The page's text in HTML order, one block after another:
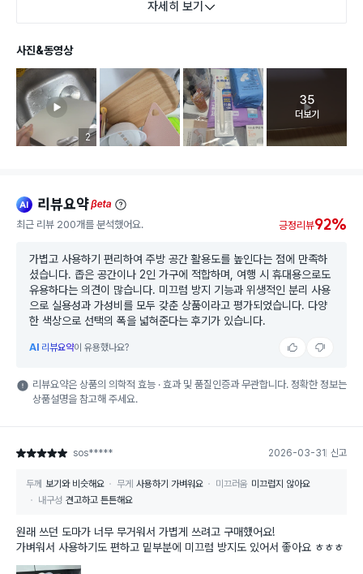
자세히 보기
사진&동영상
리뷰 이미지 등록 개수
2
고객 리뷰
35
더보기
ai 리뷰요약beta
최근 리뷰 200개를 분석했어요. 긍정리뷰92%
가볍고 사용하기 편리하여 주방 공간 활용도를 높인다는 점에 만족하
셨습니다. 좁은 공간이나 2인 가구에 적합하며, 여행 시 휴대용으로도
유용하다는 의견이 많습니다. 미끄럼 방지 기능과 위생적인 분리 사용
으로 실용성과 가성비를 모두 갖춘 상품이라고 평가되었습니다. 다양
한 색상으로 선택의 폭을 넓혀준다는 후기가 있습니다.
AI 리뷰요약이 유용했나요?
리뷰요약은 상품의 의학적 효능 · 효과 및 품질인증과 무관합니다. 정확한 정보는
상품설명을 참고해 주세요.
별점 5점 sos***** 2026-03-31 신고
두께 보기와 비슷해요 무게 사용하기 가벼워요 미끄러움 미끄럽지 않아요
내구성 견고하고 튼튼해요
원래 쓰던 도마가 너무 무거워서 가볍게 쓰려고 구매했어요!
가벼워서 사용하기도 편하고 밑부분에 미끄럼 방지도 있어서 좋아요 ㅎㅎㅎ